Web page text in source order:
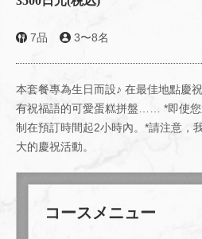
7品 3〜8名
本套餐專為生日而設♪ 在最佳地點慶
有祝福語的可愛蛋糕拼盤…… *即使您
制在預訂時間起2小時內。*請注意，
大的慶祝活動。
コースメニュー